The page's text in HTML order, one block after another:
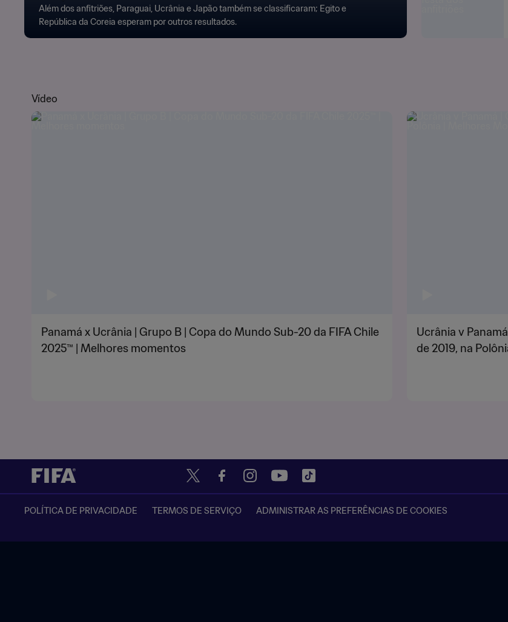
Além dos anfitriões, Paraguai, Ucrânia e Japão também se classificaram; Egito e
República da Coreia esperam por outros resultados.
Vídeo
Panamá x Ucrânia | Grupo B | Copa do Mundo Sub-20 da FIFA Chile
2025™ | Melhores momentos
Ucrânia v
de 2019, na
POLÍTICA DE PRIVACIDADE TERMOS DE SERVIÇO ADMINISTRAR AS PREFERÊNCIAS DE COOKIES